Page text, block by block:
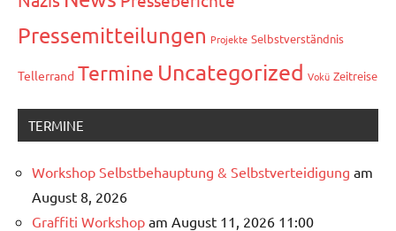
Pressemitteilungen Projekte Selbstverständnis
Tellerrand Termine Uncategorized Vokü Zeitreise
TERMINE
Workshop Selbstbehauptung & Selbstverteidigung am
August 8, 2026
Graffiti Workshop am August 11, 2026 11:00